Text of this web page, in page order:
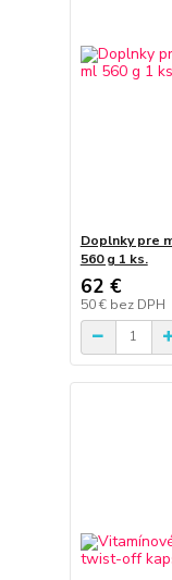
Doplnky pre
560 g 1 ks.
62 €
50 € bez DPH